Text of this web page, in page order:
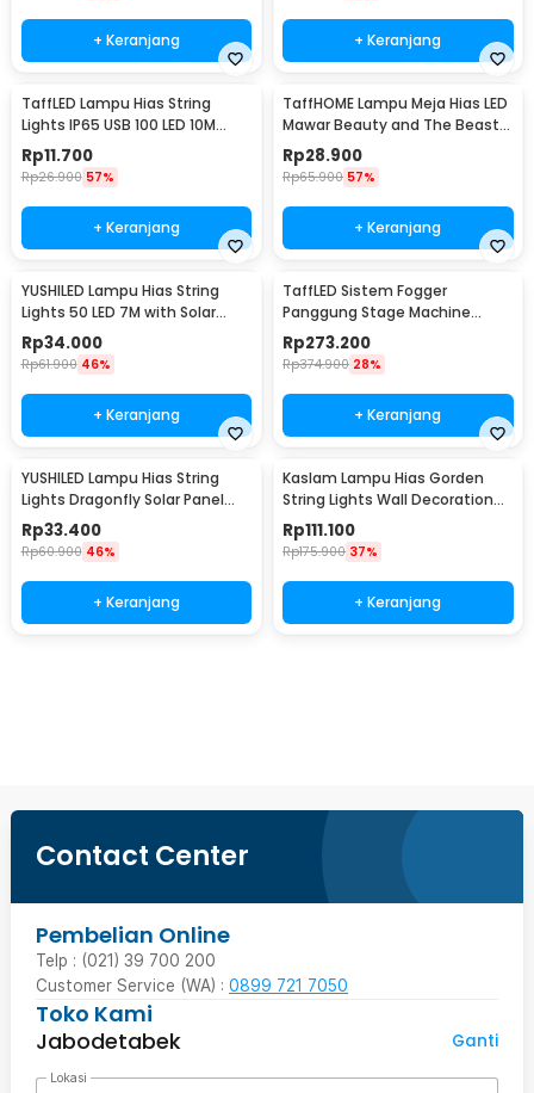
+ Keranjang + Keranjang
TaffLED Lampu Hias String
Lights IP65 USB 100 LED 10M
Warm White - TDC-01
Rp11.700
Rp26.900 57%
+ Keranjang
TaffHOME Lampu Meja Hias LED
Mawar Beauty and The Beast
Warm White - AC01
Rp28.900
Rp65.900 57%
+ Keranjang
YUSHILED Lampu Hias String
Lights 50 LED 7M with Solar
Panel - M072
Rp34.000
Rp61.900 46%
+ Keranjang
TaffLED Sistem Fogger
Panggung Stage Machine
Ejector with RGB LED - KY-
LED500
Rp273.200
Rp374.900 28%
+ Keranjang
YUSHILED Lampu Hias String
Lights Dragonfly Solar Panel
IP65 8 Modes 20 LED - M088
Rp33.400
Rp60.900 46%
+ Keranjang
Kaslam Lampu Hias Gorden
String Lights Wall Decoration
18W 3x3M 320 LED - S-32
Rp111.100
Rp175.900 37%
+ Keranjang
Contact Center
Pembelian Online
Telp : (021) 39 700 200
Customer Service (WA) : 0899 721 7050
Toko Kami
Jabodetabek
Ganti
Lokasi